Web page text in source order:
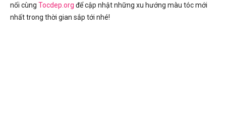
nối cùng Tocdep.org để cập nhật những xu hướng màu tóc mới
nhất trong thời gian sắp tới nhé!